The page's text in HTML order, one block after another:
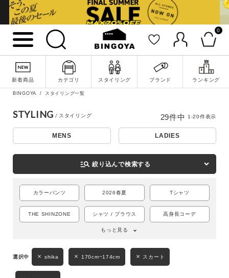
0
新着商品 カテゴリ スタイリング ブランド ランキング
詳細検索
BINGOYA スタイリング一覧
STYLING
MENS LADIES
manage_search 絞り込んで検索する
カラーパンツ 2026春夏 Tシャツ
THE SHINZONE シャツ / ブラウス 高身長コーデ
もっと見る
shika 170cm~174cm スカート
29件中 1-20件表示